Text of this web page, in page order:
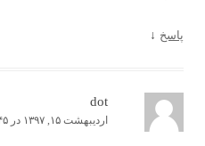
پاسخ ↓
dot
اردیبهشت ۱۵, ۱۳۹۷ در t ۱۲:۴۵ ب.ظ